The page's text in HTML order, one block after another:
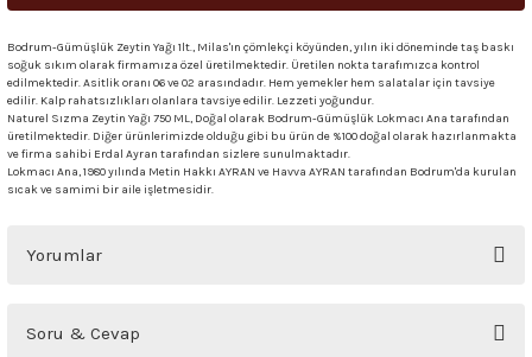
Bodrum-Gümüşlük Zeytin Yağı 1lt., Milas'ın çömlekçi köyünden, yılın iki döneminde taş baskı
soğuk sıkım olarak firmamıza özel üretilmektedir. Üretilen nokta tarafımızca kontrol
edilmektedir. Asitlik oranı 06 ve 02 arasındadır. Hem yemekler hem salatalar için tavsiye
edilir. Kalp rahatsızlıkları olanlara tavsiye edilir. Lezzeti yoğundur.
Naturel Sızma Zeytin Yağı 750 ML, Doğal olarak Bodrum-Gümüşlük Lokmacı Ana tarafından
üretilmektedir. Diğer ürünlerimizde olduğu gibi bu ürün de %100 doğal olarak hazırlanmakta
ve firma sahibi Erdal Ayran tarafından sizlere sunulmaktadır.
Lokmacı Ana, 1980 yılında Metin Hakkı AYRAN ve Havva AYRAN tarafından Bodrum'da kurulan
sıcak ve samimi bir aile işletmesidir.
Yorumlar
Soru & Cevap